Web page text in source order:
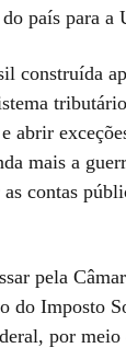
país para a
construída
abrir
mais a
contas
pela
do Imposto
por meio